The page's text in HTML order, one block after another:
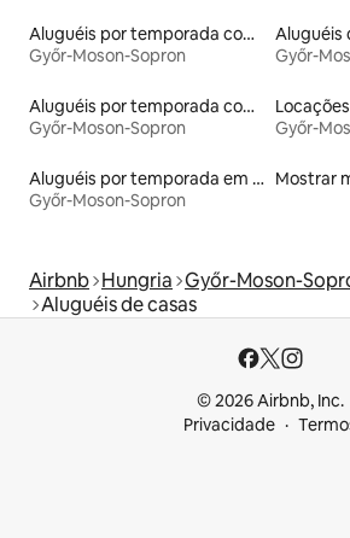
Aluguéis por temporada com banheira de hidromassagem
Győr-Moson-Sopron
Aluguéis
Győr-
Aluguéis por temporada com sauna
Győr-Moson-Sopron
Győr-
Aluguéis por temporada em hotéis-fazenda
Győr-Moson-Sopron
Mostrar
Airbnb Hungria Győr-Moson-
Aluguéis de casas
© 2026 Airbnb, Inc.
Privacidade